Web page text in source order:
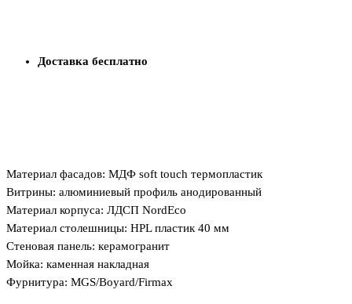
Доставка бесплатно
Материал фасадов: МДФ soft touch термопластик
Витрины: алюминиевый профиль анодированный
Материал корпуса: ЛДСП NordEco
Материал столешницы: HPL пластик 40 мм
Стеновая панель: керамогранит
Мойка: каменная накладная
Фурнитура: MGS/Boyard/Firmax